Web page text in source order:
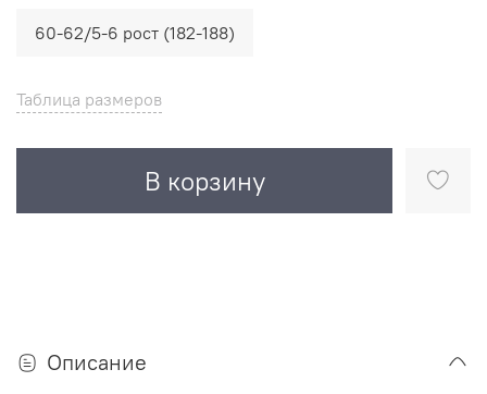
Таблица размеров
В корзину
60-62/5-6 рост (182-188)
Описание